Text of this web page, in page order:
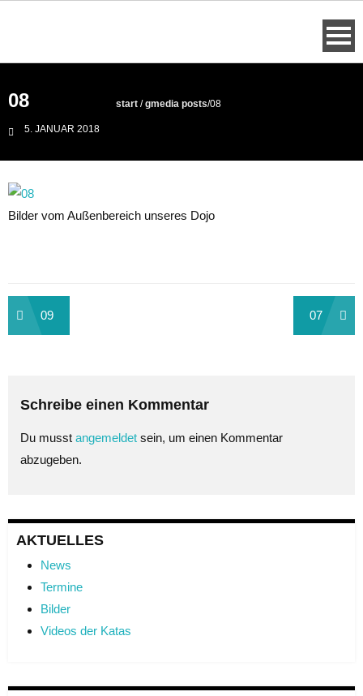
08
5. JANUAR 2018
start /gmedia posts/08
Bilder vom Außenbereich unseres Dojo
Beitragsnavigation
09 07
Schreibe einen Kommentar
Du musst angemeldet sein, um einen Kommentar
abzugeben.
AKTUELLES
News
Termine
Bilder
Videos der Katas